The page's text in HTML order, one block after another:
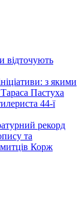
відточують
з якими
Пастуха
44-ї
рекорд
та
Корж